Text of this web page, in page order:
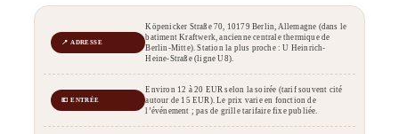
📍 ADRESSE
Köpenicker Straße 70, 10179 Berlin, Allemagne (dans le
batiment Kraftwerk, ancienne centrale thermique de
Berlin-Mitte). Station la plus proche : U Heinrich-
Heine-Straße (ligne U8).
💶 ENTRÉE
Environ 12 à 20 EUR selon la soirée (tarif souvent cité
autour de 15 EUR). Le prix varie en fonction de
l’événement ; pas de grille tarifaire fixe publiée.